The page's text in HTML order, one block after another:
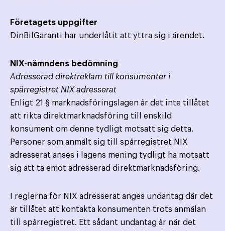
Företagets uppgifter
DinBilGaranti har underlåtit att yttra sig i ärendet.
NIX-nämndens bedömning
Adresserad direktreklam till konsumenter i
spärregistret NIX adresserat
Enligt 21 § marknadsföringslagen är det inte tillåtet
att rikta direktmarknadsföring till enskild
konsument om denne tydligt motsatt sig detta.
Personer som anmält sig till spärregistret NIX
adresserat anses i lagens mening tydligt ha motsatt
sig att ta emot adresserad direktmarknadsföring.
I reglerna för NIX adresserat anges undantag där det
är tillåtet att kontakta konsumenten trots anmälan
till spärregistret. Ett sådant undantag är när det